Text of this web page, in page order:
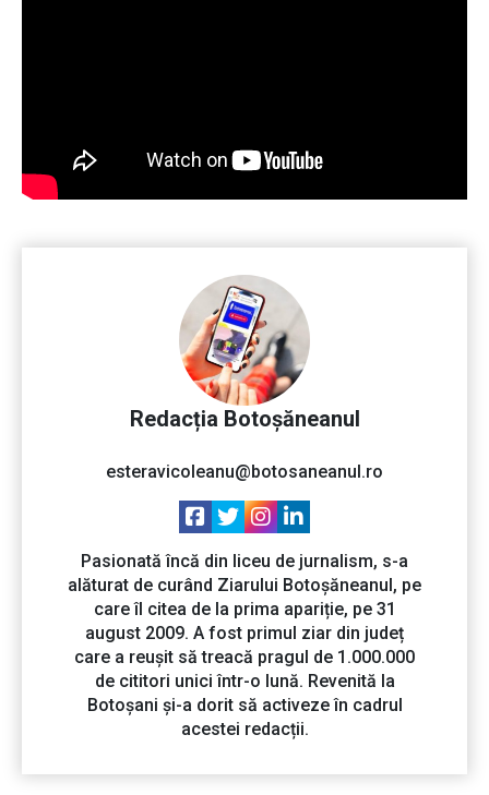
Redacția Botoșăneanul
esteravicoleanu@botosaneanul.ro
Pasionată încă din liceu de jurnalism, s-a
alăturat de curând Ziarului Botoșăneanul, pe
care îl citea de la prima apariție, pe 31
august 2009. A fost primul ziar din județ
care a reușit să treacă pragul de 1.000.000
de cititori unici într-o lună. Revenită la
Botoșani și-a dorit să activeze în cadrul
acestei redacții.